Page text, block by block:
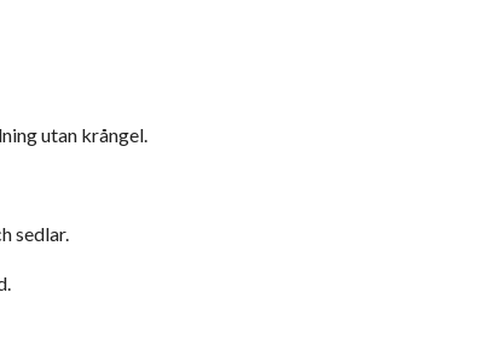
utan krångel.
sedlar.